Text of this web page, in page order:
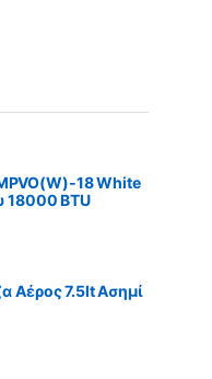
18 White
18000 BTU
Αέρος 7.5lt Ασημί